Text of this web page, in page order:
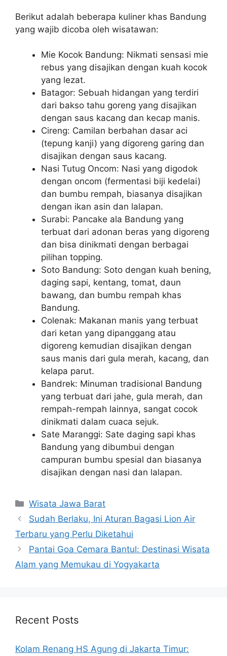
Berikut adalah beberapa kuliner khas Bandung
yang wajib dicoba oleh wisatawan:
Mie Kocok Bandung: Nikmati sensasi mie
rebus yang disajikan dengan kuah kocok
yang lezat.
Batagor: Sebuah hidangan yang terdiri
dari bakso tahu goreng yang disajikan
dengan saus kacang dan kecap manis.
Cireng: Camilan berbahan dasar aci
(tepung kanji) yang digoreng garing dan
disajikan dengan saus kacang.
Nasi Tutug Oncom: Nasi yang digodok
dengan oncom (fermentasi biji kedelai)
dan bumbu rempah, biasanya disajikan
dengan ikan asin dan lalapan.
Surabi: Pancake ala Bandung yang
terbuat dari adonan beras yang digoreng
dan bisa dinikmati dengan berbagai
pilihan topping.
Soto Bandung: Soto dengan kuah bening,
daging sapi, kentang, tomat, daun
bawang, dan bumbu rempah khas
Bandung.
Colenak: Makanan manis yang terbuat
dari ketan yang dipanggang atau
digoreng kemudian disajikan dengan
saus manis dari gula merah, kacang, dan
kelapa parut.
Bandrek: Minuman tradisional Bandung
yang terbuat dari jahe, gula merah, dan
rempah-rempah lainnya, sangat cocok
dinikmati dalam cuaca sejuk.
Sate Maranggi: Sate daging sapi khas
Bandung yang dibumbui dengan
campuran bumbu spesial dan biasanya
disajikan dengan nasi dan lalapan.
Categories
Wisata Jawa Barat
Sudah Berlaku, Ini Aturan Bagasi Lion Air
Terbaru yang Perlu Diketahui
Pantai Goa Cemara Bantul: Destinasi Wisata
Alam yang Memukau di Yogyakarta
Recent Posts
Kolam Renang HS Agung di Jakarta Timur: